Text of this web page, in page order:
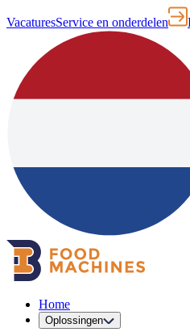
VacaturesService en onderdelen
Home
Oplossingen